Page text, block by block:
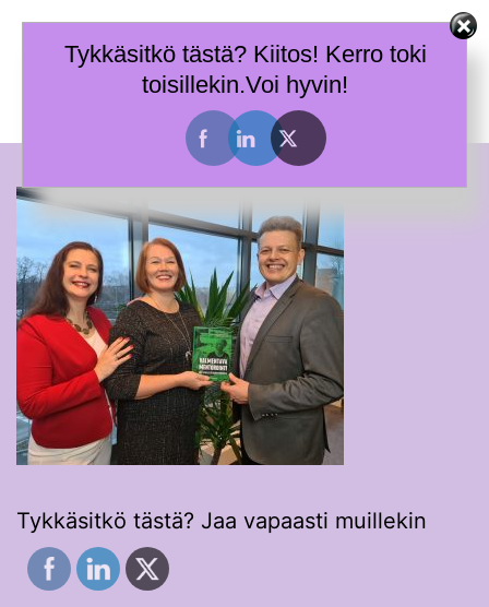
Taitoja toimia ja tietoa työhyvinvoinnin tueksi.
menu
Tykkäsitkö tästä? Jaa vapaasti muillekin
Tykkäsitkö tästä? Kiitos! Kerro toki
toisillekin.Voi hyvin!